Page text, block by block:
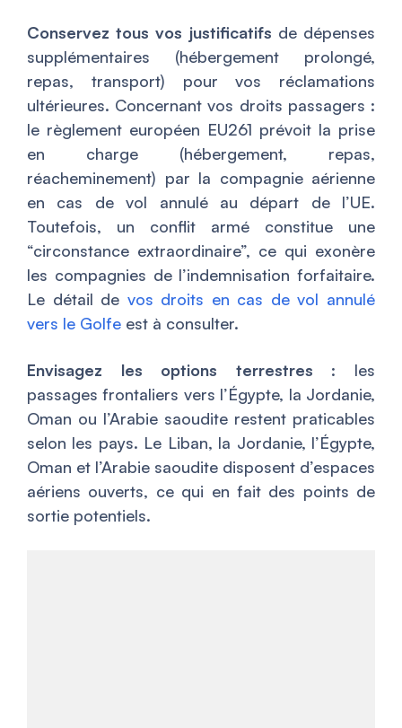
Conservez tous vos justificatifs de dépenses
supplémentaires (hébergement prolongé,
repas, transport) pour vos réclamations
ultérieures. Concernant vos droits passagers :
le règlement européen EU261 prévoit la prise
en charge (hébergement, repas,
réacheminement) par la compagnie aérienne
en cas de vol annulé au départ de l’UE.
Toutefois, un conflit armé constitue une
“circonstance extraordinaire”, ce qui exonère
les compagnies de l’indemnisation forfaitaire.
Le détail de vos droits en cas de vol annulé
vers le Golfe est à consulter.
Envisagez les options terrestres : les
passages frontaliers vers l’Égypte, la Jordanie,
Oman ou l’Arabie saoudite restent praticables
selon les pays. Le Liban, la Jordanie, l’Égypte,
Oman et l’Arabie saoudite disposent d’espaces
aériens ouverts, ce qui en fait des points de
sortie potentiels.